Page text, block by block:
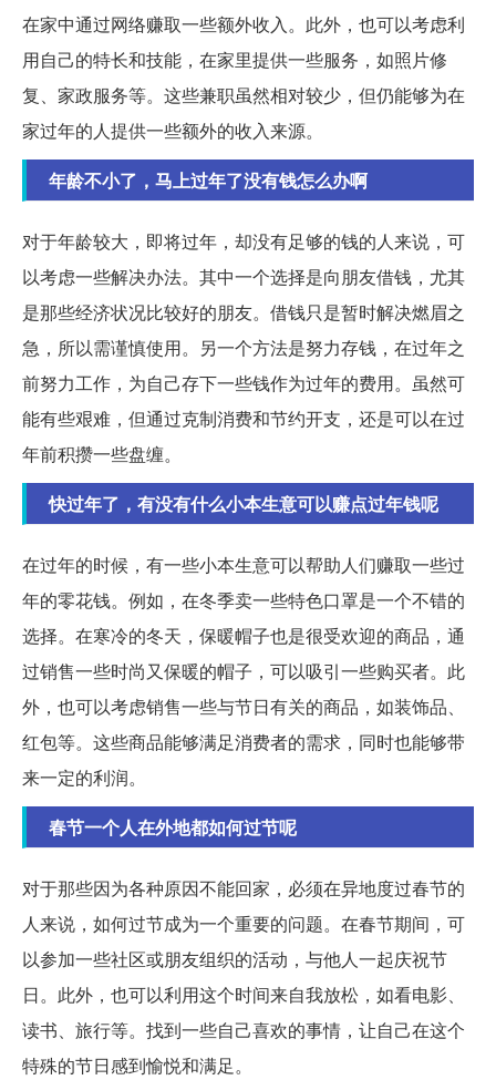
在家中通过网络赚取一些额外收入。此外，也可以考虑利
用自己的特长和技能，在家里提供一些服务，如照片修
复、家政服务等。这些兼职虽然相对较少，但仍能够为在
家过年的人提供一些额外的收入来源。
年龄不小了，马上过年了没有钱怎么办啊
对于年龄较大，即将过年，却没有足够的钱的人来说，可
以考虑一些解决办法。其中一个选择是向朋友借钱，尤其
是那些经济状况比较好的朋友。借钱只是暂时解决燃眉之
急，所以需谨慎使用。另一个方法是努力存钱，在过年之
前努力工作，为自己存下一些钱作为过年的费用。虽然可
能有些艰难，但通过克制消费和节约开支，还是可以在过
年前积攒一些盘缠。
快过年了，有没有什么小本生意可以赚点过年钱呢
在过年的时候，有一些小本生意可以帮助人们赚取一些过
年的零花钱。例如，在冬季卖一些特色口罩是一个不错的
选择。在寒冷的冬天，保暖帽子也是很受欢迎的商品，通
过销售一些时尚又保暖的帽子，可以吸引一些购买者。此
外，也可以考虑销售一些与节日有关的商品，如装饰品、
红包等。这些商品能够满足消费者的需求，同时也能够带
来一定的利润。
春节一个人在外地都如何过节呢
对于那些因为各种原因不能回家，必须在异地度过春节的
人来说，如何过节成为一个重要的问题。在春节期间，可
以参加一些社区或朋友组织的活动，与他人一起庆祝节
日。此外，也可以利用这个时间来自我放松，如看电影、
读书、旅行等。找到一些自己喜欢的事情，让自己在这个
特殊的节日感到愉悦和满足。